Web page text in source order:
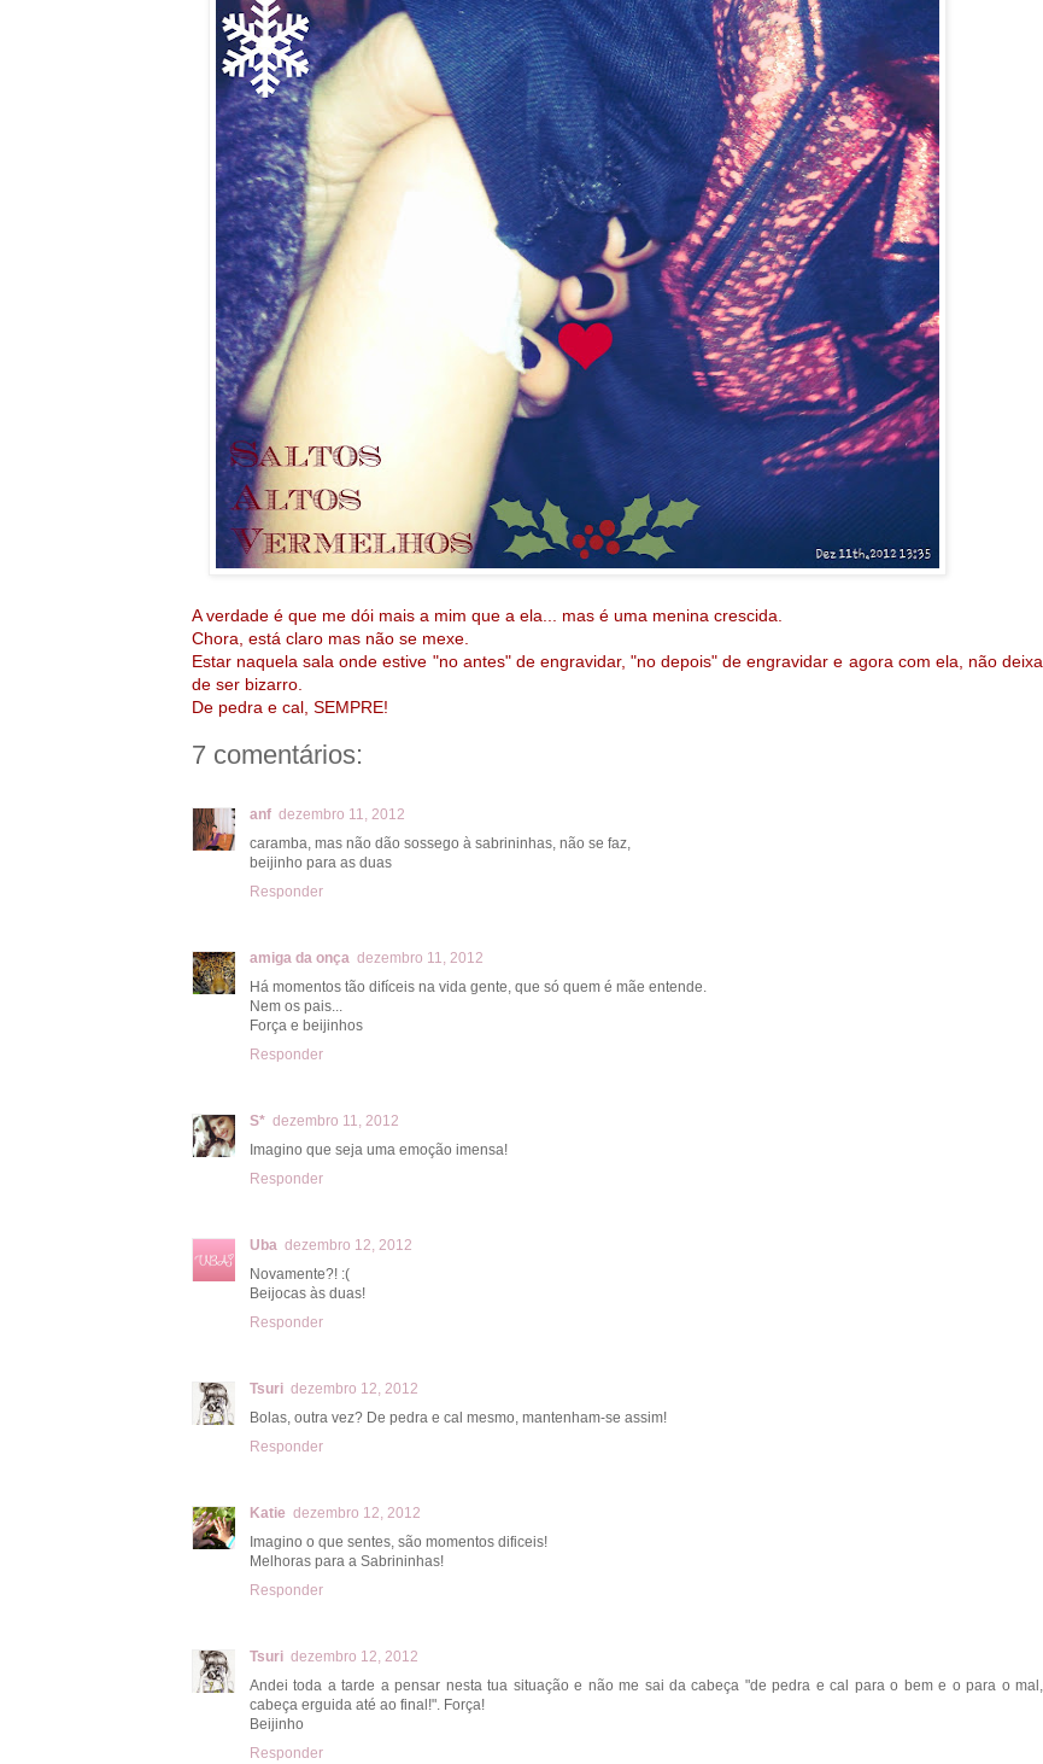
A verdade é que me dói mais a mim que a ela... mas é uma menina crescida.
Chora, está claro mas não se mexe.
Estar naquela sala onde estive "no antes" de engravidar, "no depois" de engravidar e agora com ela, não deixa
de ser bizarro.
De pedra e cal, SEMPRE!
7 comentários:
anf dezembro 11, 2012
caramba, mas não dão sossego à sabrininhas, não se faz,
beijinho para as duas
Responder
amiga da onça dezembro 11, 2012
Há momentos tão difíceis na vida gente, que só quem é mãe entende.
Nem os pais...
Força e beijinhos
Responder
S* dezembro 11, 2012
Imagino que seja uma emoção imensa!
Responder
Uba dezembro 12, 2012
Novamente?! :(
Beijocas às duas!
Responder
Tsuri dezembro 12, 2012
Bolas, outra vez? De pedra e cal mesmo, mantenham-se assim!
Responder
Katie dezembro 12, 2012
Imagino o que sentes, são momentos dificeis!
Melhoras para a Sabrininhas!
Responder
Tsuri dezembro 12, 2012
Andei toda a tarde a pensar nesta tua situação e não me sai da cabeça "de pedra e cal para o bem e o para o mal,
cabeça erguida até ao final!". Força!
Beijinho
Responder